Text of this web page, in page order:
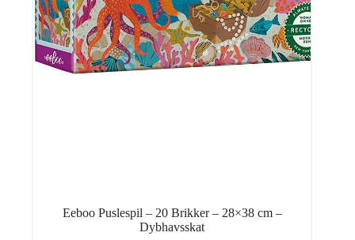
Eeboo Puslespil – 20 Brikker – 28×38 cm –
Dybhavsskat